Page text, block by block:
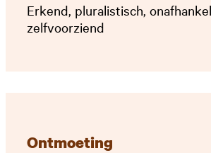
Erkend, pluralistisch,
zelfvoorziend
Ontmoeting